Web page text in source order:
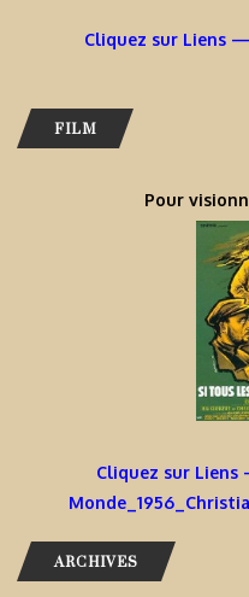
Cliquez sur Liens
FILM
Pour
Cliquez sur Liens
ARCHIVES